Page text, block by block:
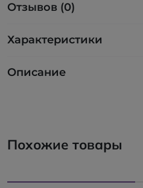
Отзывов (0)
Характеристики
Описание
Похожие товары